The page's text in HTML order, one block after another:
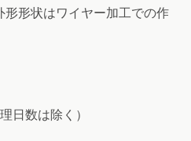
形状はワイヤー加工での作
日数は除く）